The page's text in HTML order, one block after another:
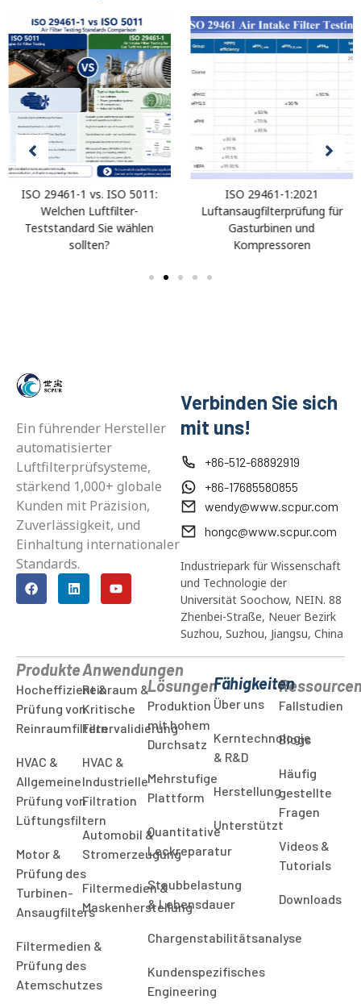
ISO 29461-1 vs. ISO 5011:
Welchen Luftfilter-
Teststandard Sie wählen
sollten?
ISO 29461-1:2021
Luftansaugfilterprüfung für
Gasturbinen und
Kompressoren
Ein führender Hersteller
automatisierter
Luftfilterprüfsysteme,
stärkend 1,000+ globale
Kunden mit Präzision,
Zuverlässigkeit, und
Einhaltung internationaler
Standards.
Verbinden Sie sich
mit uns!
+86-512-68892919
+86-17685580855
wendy@www.scpur.com
hongc@www.scpur.com
Industriepark für Wissenschaft
und Technologie der
Universität Soochow, NEIN. 88
Zhenbei-Straße, Neuer Bezirk
Suzhou, Suzhou, Jiangsu, China
Produkte
Hocheffizient &
Prüfung von
Reinraumfiltern
HVAC &
Allgemeine
Prüfung von
Lüftungsfiltern
Motor &
Prüfung des
Turbinen-
Ansaugfilters
Filtermedien &
Prüfung des
Atemschutzes
Anwendungen
Reinraum &
Kritische
Filtervalidierung
HVAC &
Industrielle
Filtration
Automobil &
Stromerzeugung
Filtermedien &
Maskenherstellung
Lösungen
Produktion
mit hohem
Durchsatz
Mehrstufige
Plattform
Quantitative
Leckreparatur
Staubbelastung
& Lebensdauer
Chargenstabilitätsanalyse
Kundenspezifisches
Engineering
Fähigkeiten
Über uns
Kerntechnologie
& R&D
Herstellung
Unterstützt
Fallstudien
Blogs
Häufig
gestellte
Fragen
Videos &
Tutorials
Downloads